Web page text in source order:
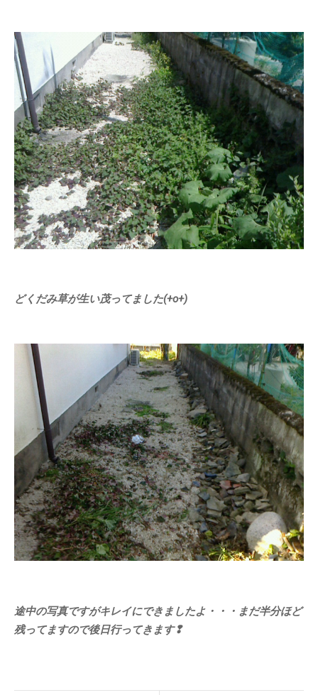
応募フォーム
スタッフブログ
どくだみ草が生い茂ってました(+o+)
途中の写真ですがキレイにできましたよ・・・まだ半分ほど
残ってますので後日行ってきます❢